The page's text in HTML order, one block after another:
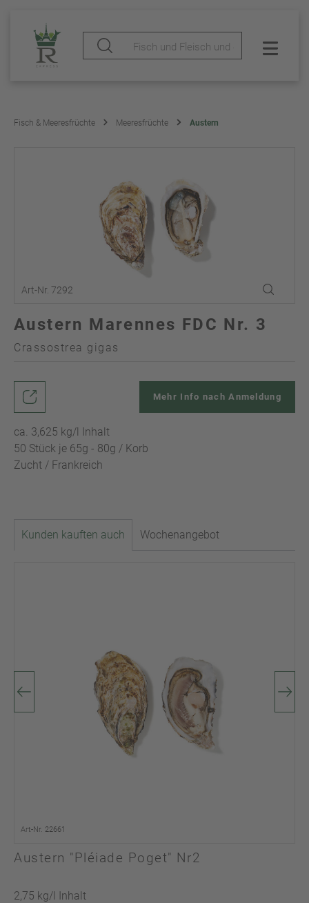
Fisch & Meeresfrüchte Meeresfrüchte Austern
Art-Nr. 7292
Austern Marennes FDC Nr. 3
Crassostrea gigas
ca. 3,625 kg/l Inhalt
50 Stück je 65g - 80g / Korb
Zucht / Frankreich
Mehr Info nach Anmeldung
Kunden kauften auch Wochenangebot
Art-Nr. 22661
Austern "Pléiade Poget" Nr2
2,75 kg/l Inhalt